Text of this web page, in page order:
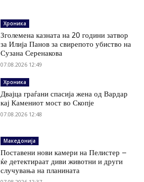
Хроника
Зголемена казната на 20 години затвор
за Илија Панов за свирепото убиство на
Сузана Серенакова
07.08.2026 12:49
Хроника
Двајца граѓани спасија жена од Вардар
кај Камениот мост во Скопје
07.08.2026 12:48
Македонија
Поставени нови камери на Пелистер –
ќе детектираат диви животни и други
случувања на планината